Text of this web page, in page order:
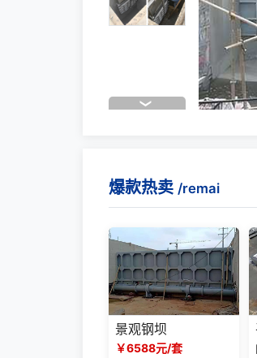
爆款热卖 /remai
景观钢坝
￥6588元/套